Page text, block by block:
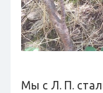
Мы с Л. П.